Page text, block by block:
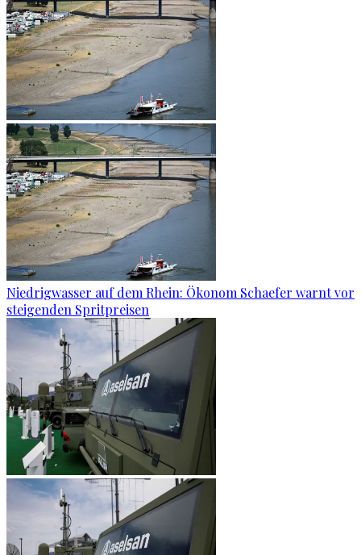
Niedrigwasser auf dem Rhein: Ökonom Schaefer warnt vor
steigenden Spritpreisen